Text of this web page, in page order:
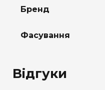
Бренд
Фасування
Відгуки